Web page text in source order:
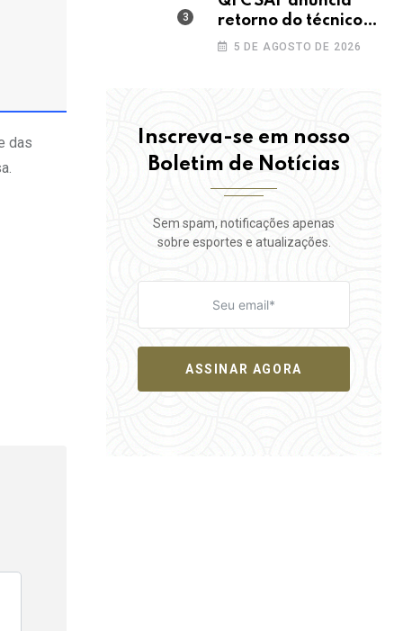
das
retorno do técnico
João Paulo para a
5 DE AGOSTO DE 2026
Inscreva-se em nosso
Boletim de Notícias
Sem spam, notificações apenas
sobre esportes e atualizações.
ASSINAR AGORA